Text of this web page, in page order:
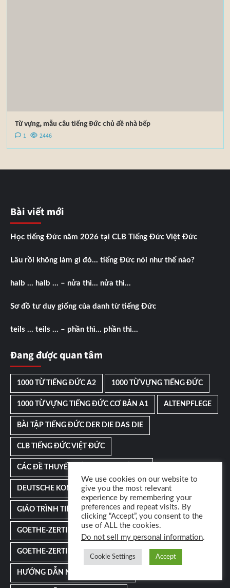
Từ vựng, mẫu câu tiếng Đức chủ đề nhà bếp
1 2446
Bài viết mới
Học tiếng Đức năm 2026 tại CLB Tiếng Đức Việt Đức
Lâu rồi không làm gì đó… tiếng Đức nói như thế nào?
halb … halb … – nửa thì… nửa thì…
Sơ đồ tư duy giống của danh từ tiếng Đức
teils … teils … – phần thì… phần thì…
Đang được quan tâm
1000 TỪ TIẾNG ĐỨC A2 1000 TỪ VỰNG TIẾNG ĐỨC
1000 TỪ VỰNG TIẾNG ĐỨC CƠ BẢN A1 ALTENPFLEGE
BÀI TẬP TIẾNG ĐỨC DER DIE DAS DIE
CLB TIẾNG ĐỨC VIỆT ĐỨC
CÁC ĐỀ THUYẾT TRÌNH TIẾNG ĐỨC B1
DEUTSCHE KONNEKTOREN FLASHCARD TIẾNG ĐỨC
GIÁO TRÌNH TIẾNG ĐỨC
GOETHE-ZERTIFIKAT B2 SCHREIBEN
GOETHE-ZERTIFIKAT B2 SCHREIBEN TEIL 1
HƯỚNG DẪN NÓI TIẾNG ĐỨC B2
We use cookies on our website to
give you the most relevant
experience by remembering your
preferences and repeat visits. By
clicking “Accept”, you consent to the
use of ALL the cookies.
Do not sell my personal information.
Cookie Settings Accept